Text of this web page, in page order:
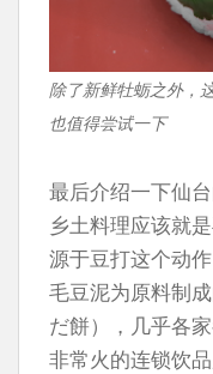
除了新鲜牡蛎之外，
也值得尝试一下
最后介绍一下仙
乡土料理应该就
源于豆打这个动
毛豆泥为原料制
だ餅），几乎各
非常火的连锁饮